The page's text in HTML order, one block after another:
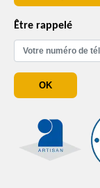
Être rappelé